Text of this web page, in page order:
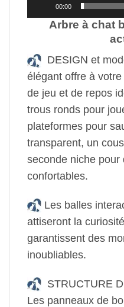
00:00
Arbre à chat
DESIGN et
élégant offre à
de jeu et de repos
trous ronds pour
plateformes pour
transparent, un
seconde niche pour
confortables.
Les balles
attiseront la
garantissent des
inoubliables.
STRUCTURE
Les panneaux de